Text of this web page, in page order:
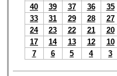
40
39 37 36 35
33
31 29 28 27
24
23 22 21 20
17
14 13 12 10
7
6 5 4 3